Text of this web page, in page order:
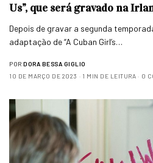
Us”, que será gravado na
Depois de gravar a segunda
adaptação de “A Cuban Girl’s…
POR DORA BESSA GIGLIO
10 DE MARÇO DE 2023
1 MIN DE LEITURA 0